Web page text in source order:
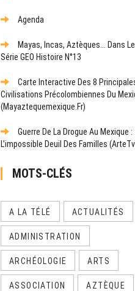
Agenda
Mayas, Incas, Aztèques... Dans
Série GEO Histoire N°13
Carte Interactive Des 8
Civilisations Précolombiennes Du
(mayaztequemexique.fr)
Guerre De La Drogue Au Mexique :
L’impossible Deuil Des Familles
MOTS-CLÉS
A LA TÉLÉ ACTUALITÉS
ADMINISTRATION
ARCHÉOLOGIE ARTS
ASSOCIATION AZTÈQUE